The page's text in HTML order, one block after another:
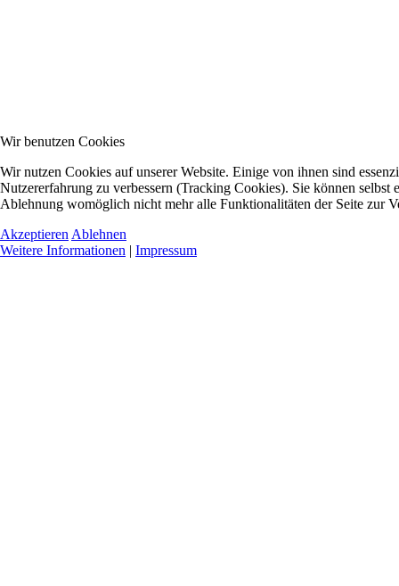
Wir benutzen Cookies
Wir nutzen Cookies auf unserer Website. Einige von ihnen sind
Nutzererfahrung zu verbessern (Tracking Cookies). Sie können selbst
Ablehnung womöglich nicht mehr alle Funktionalitäten der Seite zur
Akzeptieren Ablehnen
Weitere Informationen | Impressum